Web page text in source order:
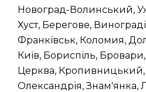
Новоград-Волинський,
Хуст, Берегове,
Франківськ, Коломия,
Київ, Бориспіль, Бровари,
Церква, Кропивницький,
Олександрія, Знам'янка,